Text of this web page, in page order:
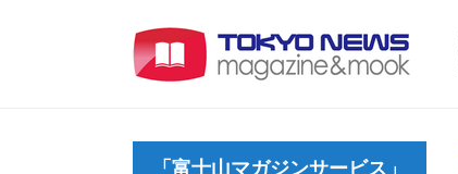
「富士山マガジンサービス」